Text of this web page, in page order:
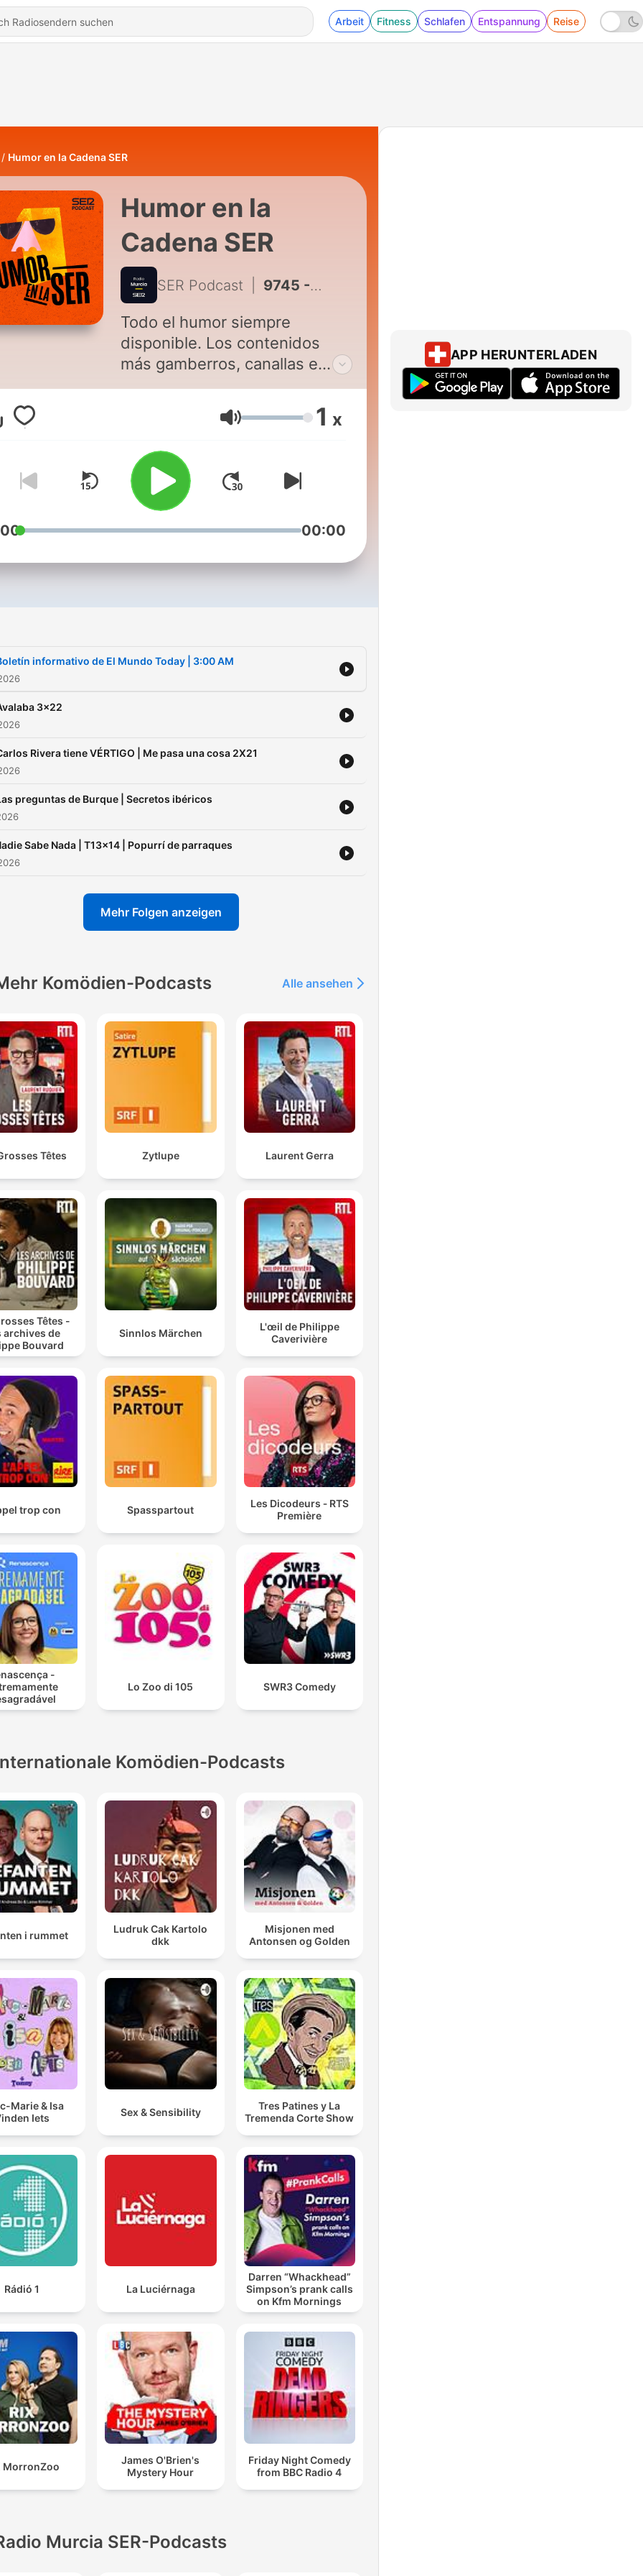
Arbeit Fitness Schlafen Entspannung Reise
Humor en la Cadena SER
Humor en la
Cadena SER
SER Podcast 9745 - Boletín informativo de El Mundo Today | 3:00 AM
Todo el humor siempre
disponible. Los contenidos
más gamberros, canallas e
irreverentes de la SER con los
mejores humoristas: David
Broncano, Silvia Abril, Berto
Romero, Juan Carlos Ortega,
Quequé, Henar Álvarez,
Manuel Burque, Valeria Ros o
Buenafuente.
Lautstärke 1 x
00:00
informativo de El Mundo Today | 3:00 AM
3x22
Rivera tiene VÉRTIGO | Me pasa una cosa 2X21
preguntas de Burque | Secretos ibéricos
Sabe Nada | T13x14 | Popurrí de parraques
Mehr Folgen anzeigen
Komödien-Podcasts Alle ansehen
Têtes Zytlupe Laurent Gerra
Têtes -
archives de
Bouvard
Sinnlos Märchen
L'œil de Philippe
Caverivière
trop con Spasspartout
Les Dicodeurs ‐ RTS
Première
-
Lo Zoo di 105 SWR3 Comedy
Komödien-Podcasts
i rummet
Ludruk Cak Kartolo
dkk
Misjonen med
Antonsen og Golden
Marie & Isa
Iets
Sex & Sensibility
Tres Patines y La
Tremenda Corte Show
Rádió 1 La Luciérnaga
Darren “Whackhead”
Simpson’s prank calls
on Kfm Mornings
MorronZoo
James O'Brien's
Mystery Hour
Friday Night Comedy
from BBC Radio 4
Murcia SER-Podcasts
APP HERUNTERLADEN